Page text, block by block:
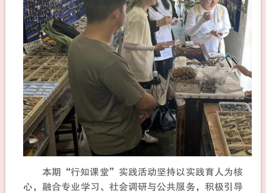
本期“行知课堂”实践活动坚持以实践育人为核
心，融合专业学习、社会调研与公共服务，积极引导